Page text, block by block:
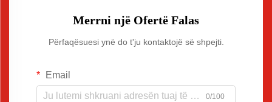
Merrni një Ofertë Falas
Përfaqësuesi ynë do t'ju kontaktojë së shpejti.
Email
0/100